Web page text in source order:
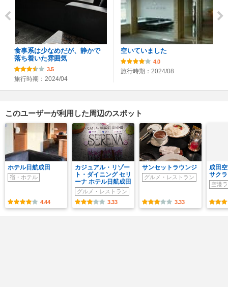
食事系は少なめだが、静かで
落ち着いた雰囲気
3.5
旅行時期：2024/04
空いていました
4.0
旅行時期：2024/08
このユーザーが利用した周辺のスポット
ホテル日航成田
宿・ホテル
4.44
カジュアル・リゾー
ト・ダイニング セリ
ーナ ホテル日航成田
グルメ・レストラン
3.33
サンセットラウンジ
グルメ・レストラン
3.33
成田
サク
空港